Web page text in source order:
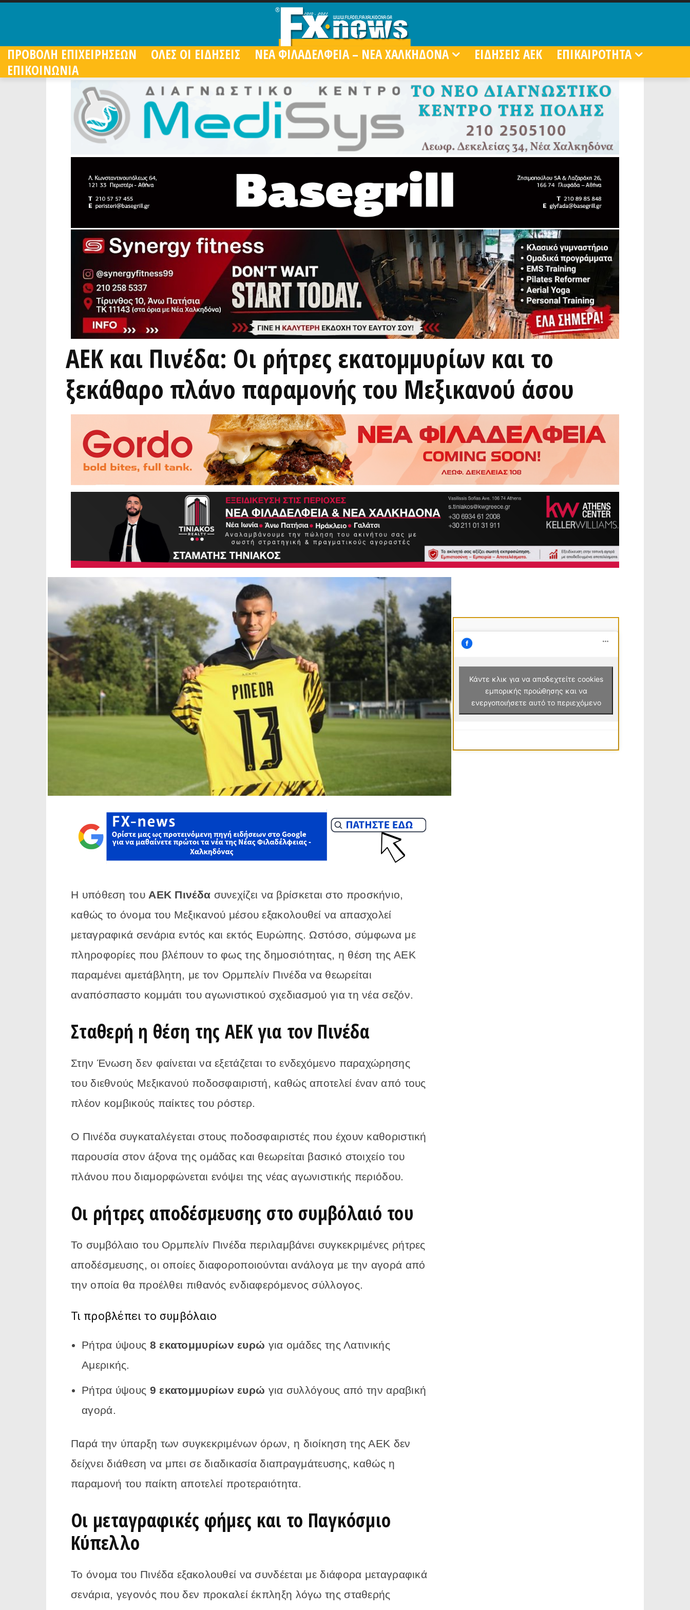
ΠΡΟΒΟΛΗ ΕΠΙΧΕΙΡΗΣΕΩΝ ΟΛΕΣ ΟΙ ΕΙΔΗΣΕΙΣ ΝΕΑ ΦΙΛΑΔΕΛΦΕΙΑ – ΝΕΑ ΧΑΛΚΗΔΟΝΑ ΕΙΔΗΣΕΙΣ ΑΕΚ
ΕΠΙΚΑΙΡΟΤΗΤΑ
ΕΠΙΚΟΙΝΩΝΙΑ
ΑΕΚ και Πινέδα: Οι ρήτρες εκατομμυρίων και το
ξεκάθαρο πλάνο παραμονής του Μεξικανού άσου
Η υπόθεση του ΑΕΚ Πινέδα συνεχίζει να βρίσκεται στο προσκήνιο,
καθώς το όνομα του Μεξικανού μέσου εξακολουθεί να απασχολεί
μεταγραφικά σενάρια εντός και εκτός Ευρώπης. Ωστόσο, σύμφωνα με
πληροφορίες που βλέπουν το φως της δημοσιότητας, η θέση της ΑΕΚ
παραμένει αμετάβλητη, με τον Ορμπελίν Πινέδα να θεωρείται
αναπόσπαστο κομμάτι του αγωνιστικού σχεδιασμού για τη νέα σεζόν.
Σταθερή η θέση της ΑΕΚ για τον Πινέδα
Στην Ένωση δεν φαίνεται να εξετάζεται το ενδεχόμενο παραχώρησης
του διεθνούς Μεξικανού ποδοσφαιριστή, καθώς αποτελεί έναν από τους
πλέον κομβικούς παίκτες του ρόστερ.
Ο Πινέδα συγκαταλέγεται στους ποδοσφαιριστές που έχουν καθοριστική
παρουσία στον άξονα της ομάδας και θεωρείται βασικό στοιχείο του
πλάνου που διαμορφώνεται ενόψει της νέας αγωνιστικής περιόδου.
Οι ρήτρες αποδέσμευσης στο συμβόλαιό του
Το συμβόλαιο του Ορμπελίν Πινέδα περιλαμβάνει συγκεκριμένες ρήτρες
αποδέσμευσης, οι οποίες διαφοροποιούνται ανάλογα με την αγορά από
την οποία θα προέλθει πιθανός ενδιαφερόμενος σύλλογος.
Τι προβλέπει το συμβόλαιο
Ρήτρα ύψους 8 εκατομμυρίων ευρώ για ομάδες της Λατινικής
Αμερικής.
Ρήτρα ύψους 9 εκατομμυρίων ευρώ για συλλόγους από την αραβική
αγορά.
Παρά την ύπαρξη των συγκεκριμένων όρων, η διοίκηση της ΑΕΚ δεν
δείχνει διάθεση να μπει σε διαδικασία διαπραγμάτευσης, καθώς η
παραμονή του παίκτη αποτελεί προτεραιότητα.
Οι μεταγραφικές φήμες και το Παγκόσμιο
Κύπελλο
Το όνομα του Πινέδα εξακολουθεί να συνδέεται με διάφορα μεταγραφικά
σενάρια, γεγονός που δεν προκαλεί έκπληξη λόγω της σταθερής
Κάντε κλικ για να αποδεχτείτε cookies
εμπορικής προώθησης και να
ενεργοποιήσετε αυτό το περιεχόμενο